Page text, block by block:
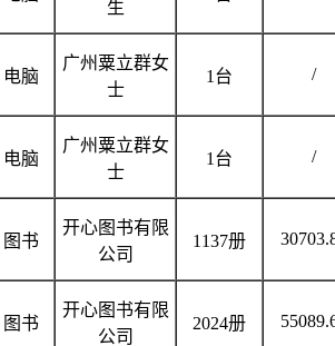
生
电脑
广州粟立群女
士
1台 /
电脑
广州粟立群女
士
1台 /
图书
开心图书有限
公司
1137册
图书
开心图书有限
公司
2024册